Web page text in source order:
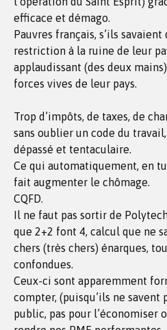
efficace et démago.
Pauvres français, s’ils savaient
restriction à la ruine de leur
applaudissant (des deux
forces vives de leur pays.
Trop d’impôts, de taxes, de
sans oublier un code du
dépassé et tentaculaire.
Ce qui automatiquement, en
fait augmenter le chômage.
CQFD.
Il ne faut pas sortir de
que 2+2 font 4, calcul que ne
chers (très chers) énarques,
confondues.
Ceux-ci sont apparemment
compter, (puisqu’ils ne savent
public, pas pour l’économiser